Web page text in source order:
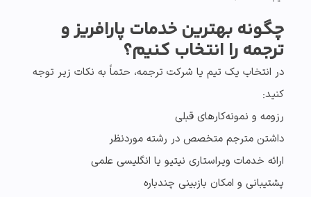
چگونه بهترین خدمات پارافریز و
ترجمه را انتخاب کنیم؟
در انتخاب یک تیم یا شرکت ترجمه، حتماً به نکات زیر توجه
کنید:
رزومه و نمونه‌کارهای قبلی
داشتن مترجم متخصص در رشته موردنظر
ارائه خدمات ویراستاری نیتیو یا انگلیسی علمی
پشتیبانی و امکان بازبینی چندباره